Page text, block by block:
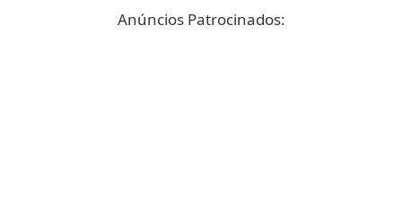
Anúncios Patrocinados: